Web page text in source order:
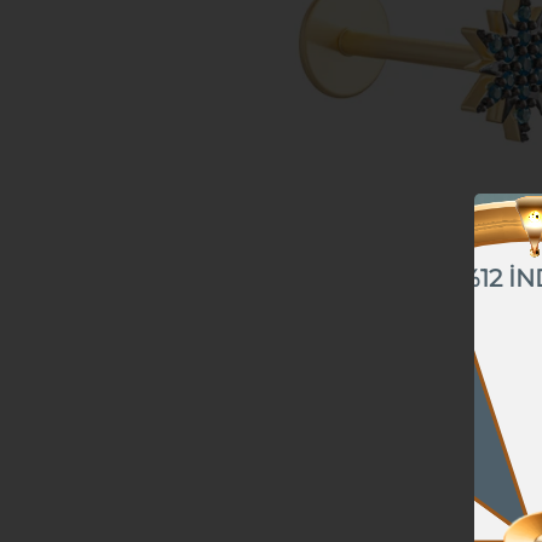
%12